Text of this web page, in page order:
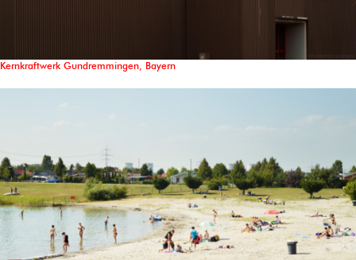
Kernkraftwerk Gundremmingen, Bayern